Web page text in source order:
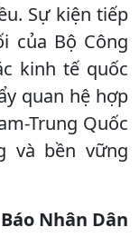
Sự kiện tiếp
của Bộ Công
kinh tế quốc
quan hệ hợp
Trung Quốc
và bền vững
Nhân Dân